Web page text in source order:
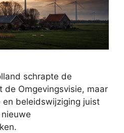
schrapte de
Omgevingsvisie, maar
beleidswijziging juist